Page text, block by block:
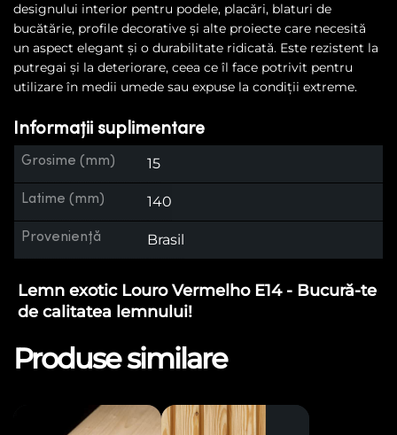
designului interior pentru podele, placări, blaturi de
bucătărie, profile decorative și alte proiecte care necesită
un aspect elegant și o durabilitate ridicată. Este rezistent la
putregai și la deteriorare, ceea ce îl face potrivit pentru
utilizare în medii umede sau expuse la condiții extreme.
Informații suplimentare
Grosime (mm) 15
Latime (mm) 140
Proveniență Brasil
Lemn exotic Louro Vermelho E14 - Bucură-te
de calitatea lemnului!
Produse similare